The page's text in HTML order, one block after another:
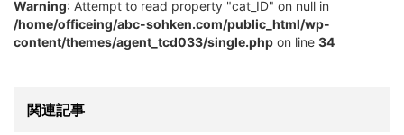
Warning: Attempt to read property "cat_ID" on null in
/home/officeing/abc-sohken.com/public_html/wp-
content/themes/agent_tcd033/single.php on line 34
関連記事